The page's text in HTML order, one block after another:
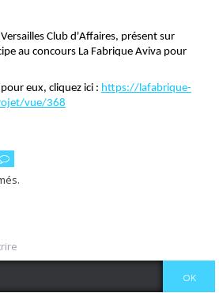
Club d'Affaires, présent sur
au concours La Fabrique Aviva pour
eux, cliquez ici : https://lafabrique-
vue/368